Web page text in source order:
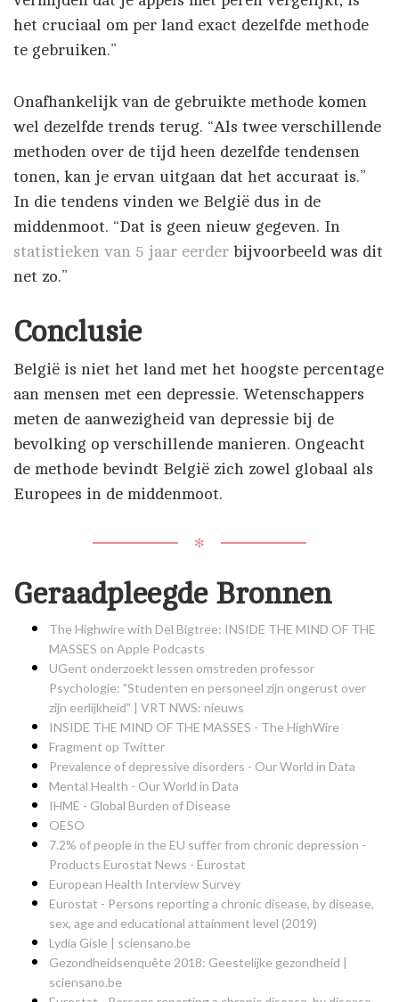
het cruciaal om per land exact dezelfde methode
te gebruiken.”
Onafhankelijk van de gebruikte methode komen
wel dezelfde trends terug. “Als twee verschillende
methoden over de tijd heen dezelfde tendensen
tonen, kan je ervan uitgaan dat het accuraat is.”
In die tendens vinden we België dus in de
middenmoot. “Dat is geen nieuw gegeven. In
statistieken van 5 jaar eerder bijvoorbeeld was dit
net zo.”
Conclusie
België is niet het land met het hoogste percentage
aan mensen met een depressie. Wetenschappers
meten de aanwezigheid van depressie bij de
bevolking op verschillende manieren. Ongeacht
de methode bevindt België zich zowel globaal als
Europees in de middenmoot.
✻
Geraadpleegde Bronnen
The Highwire with Del Bigtree: INSIDE THE MIND OF THE
MASSES on Apple Podcasts
UGent onderzoekt lessen omstreden professor
Psychologie: "Studenten en personeel zijn ongerust over
zijn eerlijkheid" | VRT NWS: nieuws
INSIDE THE MIND OF THE MASSES - The HighWire
Fragment op Twitter
Prevalence of depressive disorders - Our World in Data
Mental Health - Our World in Data
IHME - Global Burden of Disease
OESO
7.2% of people in the EU suffer from chronic depression -
Products Eurostat News - Eurostat
European Health Interview Survey
Eurostat - Persons reporting a chronic disease, by disease,
sex, age and educational attainment level (2019)
Lydia Gisle | sciensano.be
Gezondheidsenquête 2018: Geestelijke gezondheid |
sciensano.be